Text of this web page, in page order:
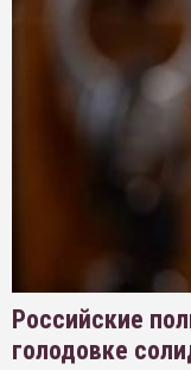
Российские
голодовке